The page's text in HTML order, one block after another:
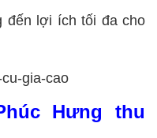
đến lợi ích tối đa cho
Hưng thu